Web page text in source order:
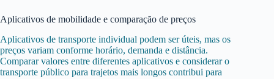
Aplicativos de mobilidade e comparação de preços
Aplicativos de transporte individual podem ser úteis, mas os
preços variam conforme horário, demanda e distância.
Comparar valores entre diferentes aplicativos e considerar o
transporte público para trajetos mais longos contribui para